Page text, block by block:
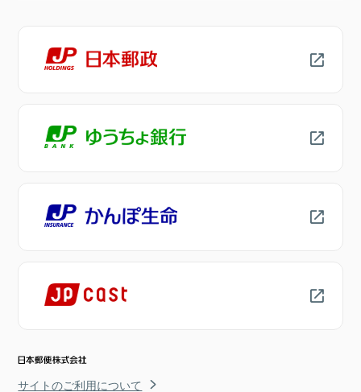
サイトのご利用について